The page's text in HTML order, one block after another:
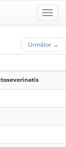
Următor →